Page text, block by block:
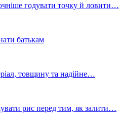
годувати точку й ловити…
батькам
товщину та надійне…
рис перед тим, як залити…